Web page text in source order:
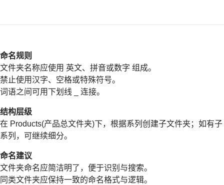
命名规则
文件夹名称应使用 英文、拼音或数字 组成。
禁止使用汉字、空格或特殊符号。
词语之间可用下划线 _ 连接。
结构层级
在 Products(产品总文件夹)下，根据系列创建子文件夹；如有子
系列，可继续细分。
命名建议
文件夹命名应简洁明了，便于识别与搜索。
同类文件夹应保持一致的命名格式与逻辑。